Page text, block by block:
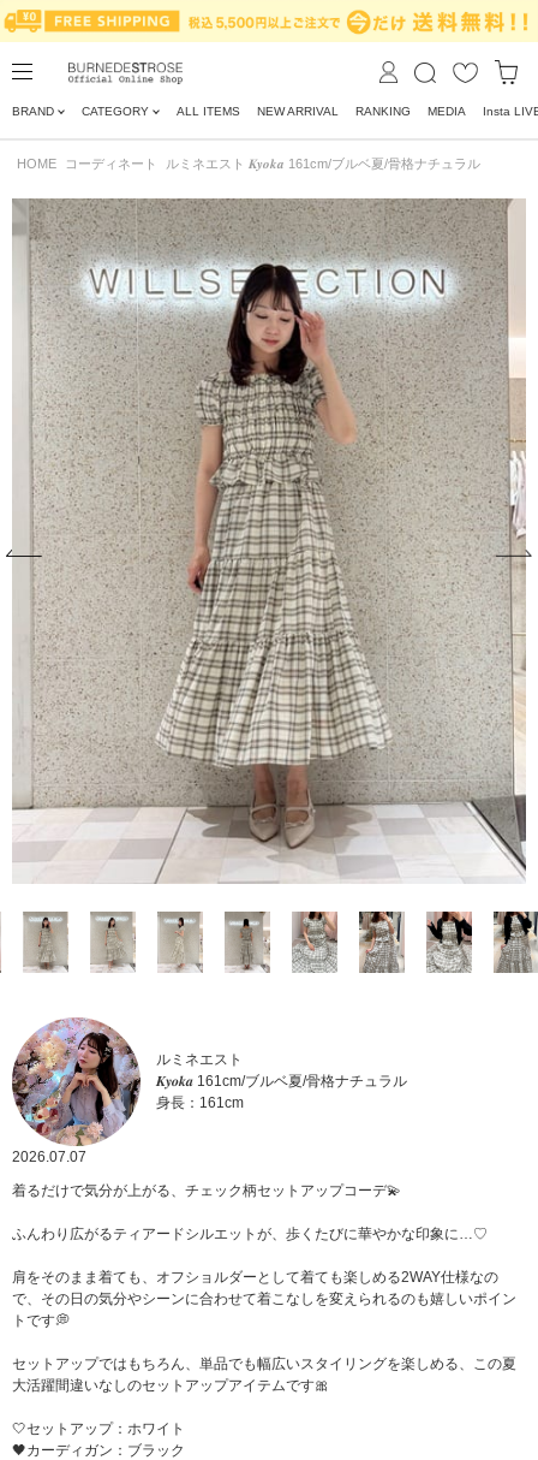
BRAND CATEGORY ALL ITEMS NEW ARRIVAL RANKING MEDIA Insta
HOME コーディネート ルミネエスト 𝑲𝒚𝒐𝒌𝒂 161cm/ブルベ夏/骨格ナチュラル
ルミネエスト
𝑲𝒚𝒐𝒌𝒂 161cm/ブルベ夏/骨格ナチュラル
身長：161cm
2026.07.07
着るだけで気分が上がる、チェック柄セットアップコーデ💫
ふんわり広がるティアードシルエットが、歩くたびに華やかな印象に…♡
肩をそのまま着ても、オフショルダーとして着ても楽しめる2WAY仕様なの
で、その日の気分やシーンに合わせて着こなしを変えられるのも嬉しいポイン
トです💭
セットアップではもちろん、単品でも幅広いスタイリングを楽しめる、この夏
大活躍間違いなしのセットアップアイテムです🎀
‎🤍セットアップ：ホワイト
🖤カーディガン：ブラック